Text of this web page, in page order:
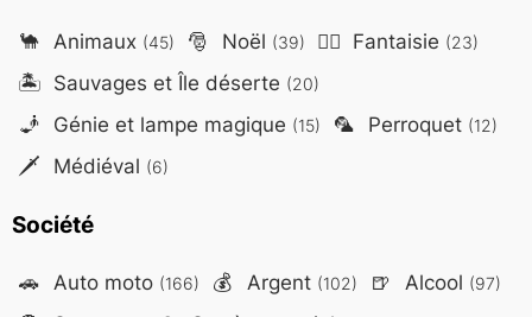
🐪 Animaux (45) 🎅 Noël (39) 🧙‍♂️ Fantaisie (23)
🏝️ Sauvages et Île déserte (20)
🧞 Génie et lampe magique (15) 🦜 Perroquet (12)
🗡️ Médiéval (6)
Société
🚗 Auto moto (166) 💰 Argent (102) 🍺 Alcool (97)